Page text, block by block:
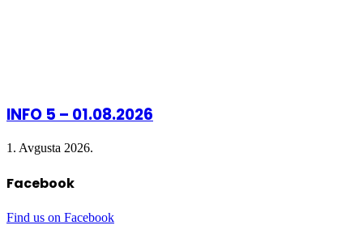
INFO 5 – 01.08.2026
1. Avgusta 2026.
Facebook
Find us on Facebook